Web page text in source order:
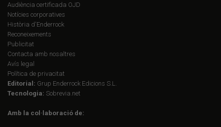
Audiència certificada OJD
Notícies corporatives
Història d'Enderrock
Reconeixements
Publicitat
Contacta amb nosaltres
Avís legal
Política de privacitat
Editorial: Grup Enderrock Edicions S.L.
Tecnologia: Sobrevia.net
Amb la col·laboració de: